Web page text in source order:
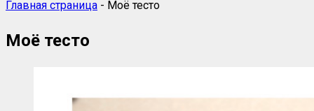
Главная страница - Моё тесто
Моё тесто